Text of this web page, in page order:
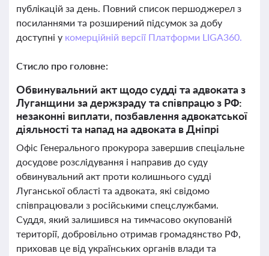
публікацій за день. Повний список першоджерел з
посиланнями та розширений підсумок за добу
доступні у комерційній версії Платформи LIGA360.
Стисло про головне:
Обвинувальний акт щодо судді та адвоката з
Луганщини за держзраду та співпрацю з РФ:
незаконні виплати, позбавлення адвокатської
діяльності та напад на адвоката в Дніпрі
Офіс Генерального прокурора завершив спеціальне
досудове розслідування і направив до суду
обвинувальний акт проти колишнього судді
Луганської області та адвоката, які свідомо
співпрацювали з російськими спецслужбами.
Суддя, який залишився на тимчасово окупованій
території, добровільно отримав громадянство РФ,
приховав це від українських органів влади та